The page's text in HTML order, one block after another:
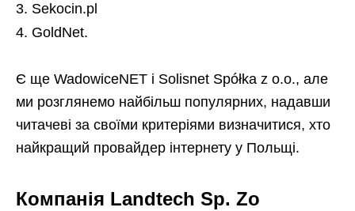
Sekocin.pl
GoldNet.
Є ще WadowiceNET і Solisnet Spółka z o.o., але
ми розглянемо найбільш популярних, надавши
читачеві за своїми критеріями визначитися, хто
найкращий провайдер інтернету у Польщі.
Компанія Landtech Sp. Zo